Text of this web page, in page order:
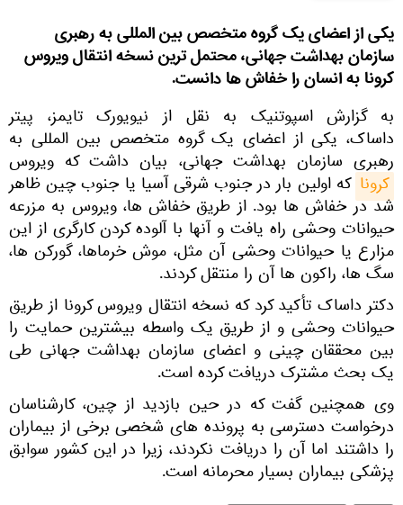
یکی از اعضای یک گروه متخصص بین المللی به رهبری
سازمان بهداشت جهانی، محتمل ترین نسخه انتقال ویروس
کرونا به انسان را خفاش ها دانست.
به گزارش اسپوتنیک به نقل از نیویورک تایمز، پیتر
داساک، یکی از اعضای یک گروه متخصص بین المللی به
رهبری سازمان بهداشت جهانی، بیان داشت که ویروس
کرونا که اولین بار در جنوب شرقی آسیا یا جنوب چین ظاهر
شد در خفاش ها بود. از طریق خفاش ها، ویروس به مزرعه
حیوانات وحشی راه یافت و آنها با آلوده کردن کارگری از این
مزارع یا حیوانات وحشی آن مثل، موش خرماها، گورکن ها،
سگ ها، راکون ها آن را منتقل کردند.
دکتر داساک تأکید کرد که نسخه انتقال ویروس کرونا از طریق
حیوانات وحشی و از طریق یک واسطه ​​بیشترین حمایت را
بین محققان چینی و اعضای سازمان بهداشت جهانی طی
یک بحث مشترک دریافت کرده است.
وی همچنین گفت كه در حین بازدید از چین، كارشناسان
درخواست دسترسی به پرونده های شخصی برخی از بیماران
را داشتند اما آن را دریافت نكردند، زیرا در این كشور سوابق
پزشكی بیماران بسیار محرمانه است.